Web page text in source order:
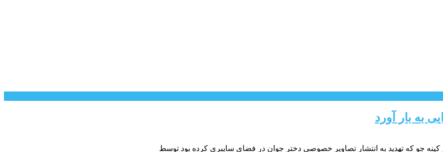
به بار آورد
کینه جو که تهدید به انتشار تصاویر خصوصی دختر جوان در فضای سایبری کرده بود توسط